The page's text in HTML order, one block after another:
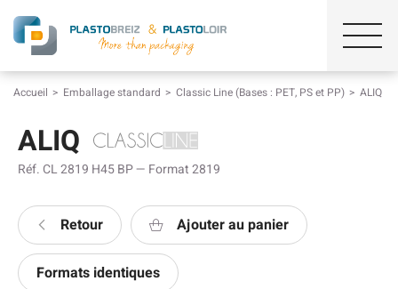
Accueil Emballage standard Classic Line (Bases : PET, PS et PP) ALIQ
ALIQ
Réf. CL 2819 H45 BP — Format 2819
Retour Ajouter au panier
Formats identiques